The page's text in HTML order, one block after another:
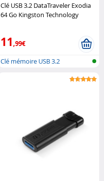
Clé USB 3.2 DataTraveler Exodia
64 Go Kingston Technology
11,99€
Clé mémoire USB 3.2